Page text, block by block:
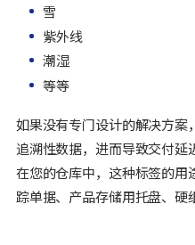
雪
紫外线
潮湿
等等
如果没有专门设计的解决方
追溯性数据，进而导致交付延
在您的仓库中，这种标签的用
踪单据、产品存储用托盘、硬